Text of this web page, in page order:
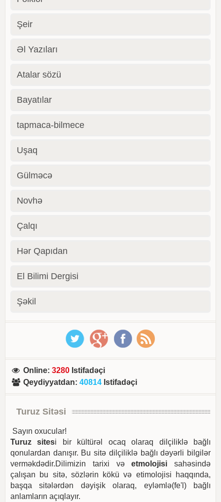
Şeir
Əl Yazıları
Atalar sözü
Bayatılar
tapmaca-bilmece
Uşaq
Gülməcə
Novhə
Çalqı
Hər Qapıdan
El Bilimi Dergisi
Şəkil
Online:3280 Istifadəçi
Qeydiyyatdan:40814 Istifadəçi
Turuz Sitəsi
Sayın oxucular!
Turuz sitesi bir kültürəl ocaq olaraq dilçiliklə bağlı
qonulardan danışır. Bu sitə dilçiliklə bağlı dəyərli bilgilər
verməkdədir.Dilimizin tarixi vəetmolojisi sahəsində
çalışan bu sitə, sözlərin kökü və etimolojisi haqqında,
başqa sitələrdən dəyişik olaraq, eyləmlə(fe'l) bağlı
anlamların açıqlayır.